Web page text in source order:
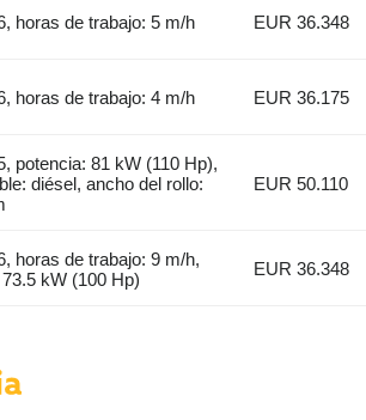
horas de trabajo: 5 m/h EUR 36.348
horas de trabajo: 4 m/h EUR 36.175
potencia: 81 kW (110 Hp),
diésel, ancho del rollo:
EUR 50.110
horas de trabajo: 9 m/h,
kW (100 Hp)
EUR 36.348